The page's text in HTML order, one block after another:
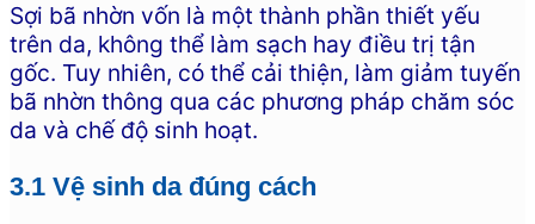
Sợi bã nhờn vốn là một thành phần thiết yếu
trên da, không thể làm sạch hay điều trị tận
gốc. Tuy nhiên, có thể cải thiện, làm giảm tuyến
bã nhờn thông qua các phương pháp chăm sóc
da và chế độ sinh hoạt.
3.1 Vệ sinh da đúng cách